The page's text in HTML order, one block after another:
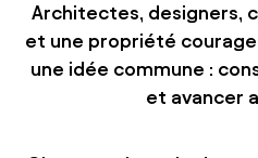
Architectes, designers,
et une propriété
une idée commune :
et avancer